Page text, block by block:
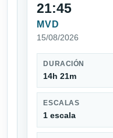
21:45
MVD
15/08/2026
DURACIÓN
14h 21m
ESCALAS
1 escala